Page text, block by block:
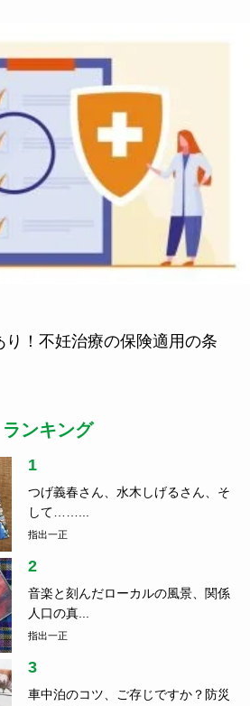
り！不妊治療の保険適用の条
ランキング
1
つげ義春さん、水木しげるさん、そ
して……...
指出一正
2
音楽と刻んだローカルの風景、関係
人口の真...
指出一正
3
車中泊のコツ、ご存じですか？防災